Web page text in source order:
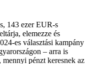
143 ezer EUR-s
elemezze és
es választási kampány
– arra is
pénzt keresnek az